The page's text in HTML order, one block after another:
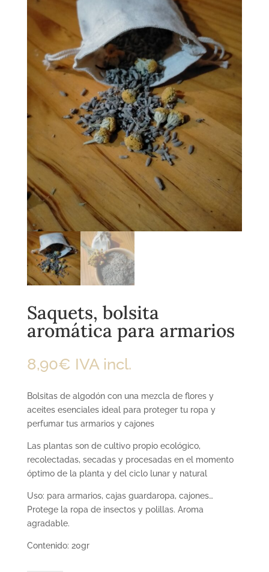
Saquets, bolsita
aromática para armarios
8,90€ IVA incl.
Bolsitas de algodón con una mezcla de flores y
aceites esenciales ideal para proteger tu ropa y
perfumar tus armarios y cajones
Las plantas son de cultivo propio ecológico,
recolectadas, secadas y procesadas en el momento
óptimo de la planta y del ciclo lunar y natural
Uso: para armarios, cajas guardaropa, cajones…
Protege la ropa de insectos y polillas. Aroma
agradable.
Contenido: 20gr